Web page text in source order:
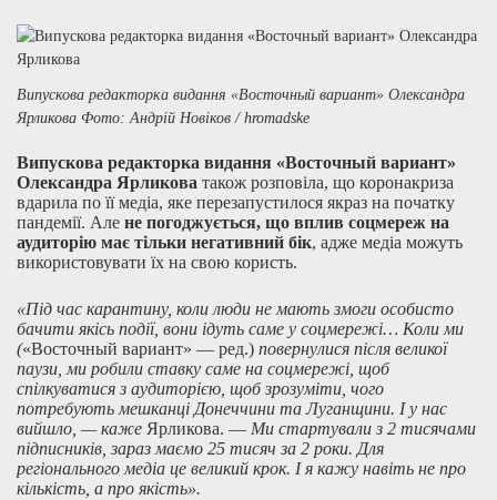
Випускова редакторка видання «Восточный вариант» Олександра
Ярликова Фото: Андрій Новіков / hromadske
Випускова редакторка видання «Восточный вариант»
Олександра Ярликова також розповіла, що коронакриза
вдарила по її медіа, яке перезапустилося якраз на початку
пандемії. Але не погоджується, що вплив соцмереж на
аудиторію має тільки негативний бік, адже медіа можуть
використовувати їх на свою користь.
«Під час карантину, коли люди не мають змоги особисто
бачити якісь події, вони ідуть саме у соцмережі… Коли ми
(«Восточный вариант» — ред.) повернулися після великої
паузи, ми робили ставку саме на соцмережі, щоб
спілкуватися з аудиторією, щоб зрозуміти, чого
потребують мешканці Донеччини та Луганщини. І у нас
вийшло, — каже Ярликова. — Ми стартували з 2 тисячами
підписників, зараз маємо 25 тисяч за 2 роки. Для
регіонального медіа це великий крок. І я кажу навіть не про
кількість, а про якість».